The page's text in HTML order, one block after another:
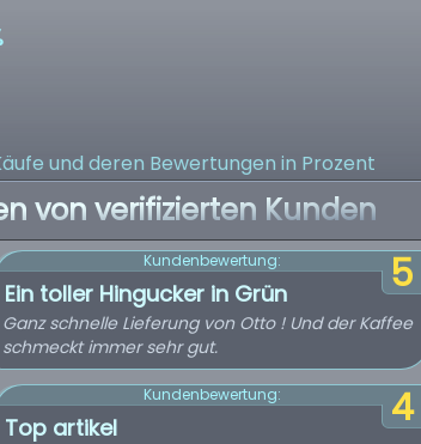
und deren Bewertungen in Prozent
von verifizierten Kunden
5
Kundenbewertung:
Ein toller Hingucker in Grün
Ganz schnelle Lieferung von Otto ! Und der Kaffee
schmeckt immer sehr gut.
4
Kundenbewertung:
Top artikel